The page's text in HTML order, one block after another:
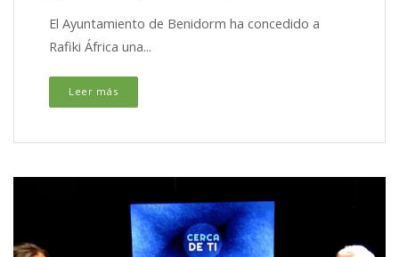
El Ayuntamiento de Benidorm ha concedido a
Rafiki África una...
Leer más